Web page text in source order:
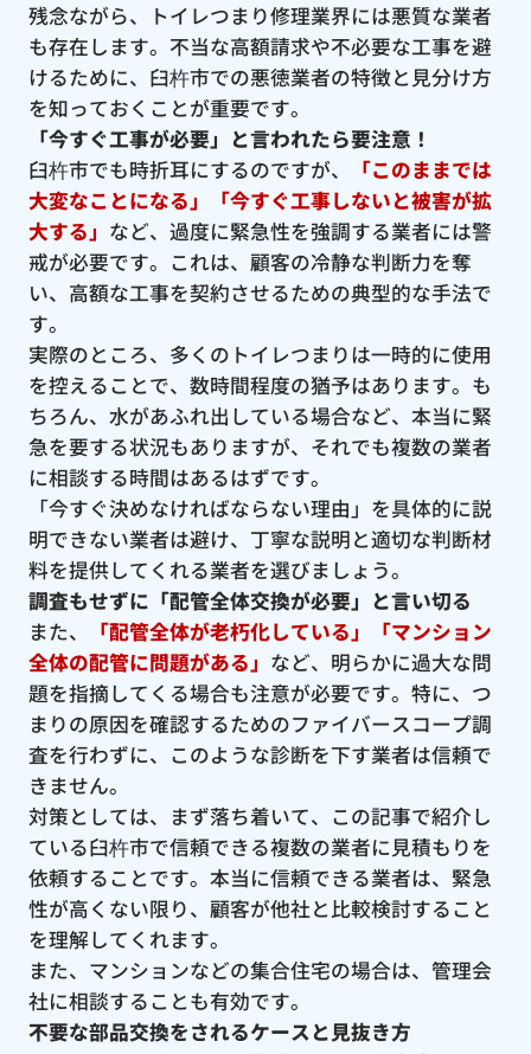
残念ながら、トイレつまり修理業界には悪質な業者
も存在します。不当な高額請求や不必要な工事を避
けるために、臼杵市での悪徳業者の特徴と見分け方
を知っておくことが重要です。
「今すぐ工事が必要」と言われたら要注意！
臼杵市でも時折耳にするのですが、
「このままでは
大変なことになる」「今すぐ工事しないと被害が拡
大する」 など、過度に緊急性を強調する業者には警
戒が必要です。これは、顧客の冷静な判断力を奪
い、高額な工事を契約させるための典型的な手法で
す。
実際のところ、多くのトイレつまりは一時的に使用
を控えることで、数時間程度の猶予はあります。も
ちろん、水があふれ出している場合など、本当に緊
急を要する状況もありますが、それでも複数の業者
に相談する時間はあるはずです。
「今すぐ決めなければならない理由」を具体的に説
明できない業者は避け、丁寧な説明と適切な判断材
料を提供してくれる業者を選びましょう。
調査もせずに「配管全体交換が必要」と言い切る
また、
「配管全体が老朽化している」「マンション
全体の配管に問題がある」 など、明らかに過大な問
題を指摘してくる場合も注意が必要です。特に、つ
まりの原因を確認するためのファイバースコープ調
査を行わずに、このような診断を下す業者は信頼で
きません。
対策としては、まず落ち着いて、この記事で紹介し
ている臼杵市で信頼できる複数の業者に見積もりを
依頼することです。本当に信頼できる業者は、緊急
性が高くない限り、顧客が他社と比較検討すること
を理解してくれます。
また、マンションなどの集合住宅の場合は、管理会
社に相談することも有効です。
不要な部品交換をされるケースと見抜き方